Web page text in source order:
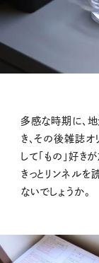
多感な時期に、
き、その後雑誌オ
して「もの」好き
きっとリンネルを
ないでしょうか。